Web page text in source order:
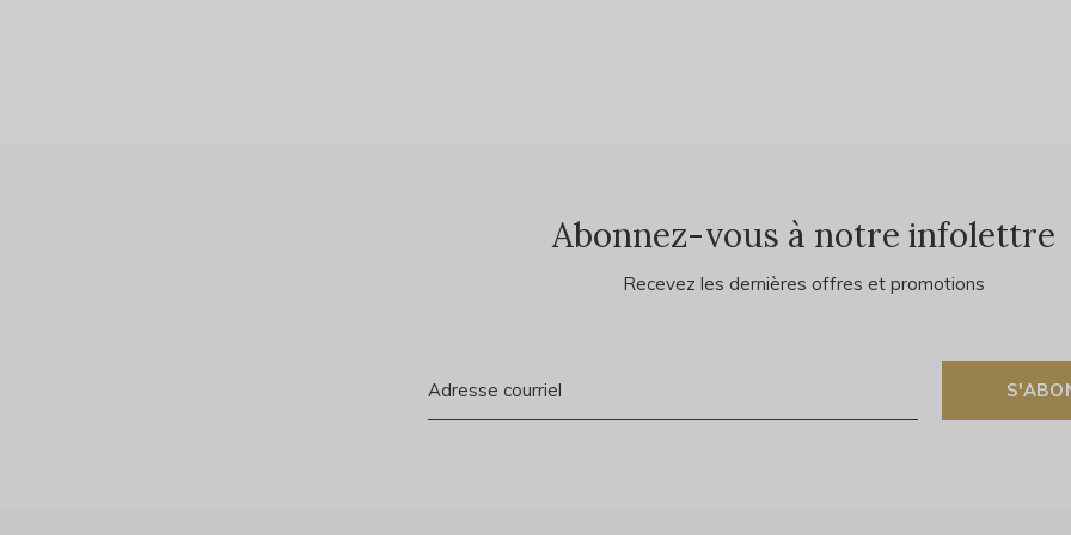
Abonnez-vous à notre infolettre
Recevez les dernières offres et promotions